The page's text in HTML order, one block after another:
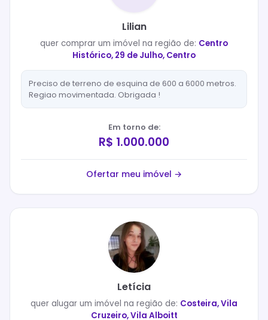
Lilian
quer comprar um imóvel na região de: Centro
Histórico, 29 de Julho, Centro
Preciso de terreno de esquina de 600 a 6000 metros.
Regiao movimentada. Obrigada !
Em torno de:
R$ 1.000.000
Ofertar meu imóvel →
Letícia
quer alugar um imóvel na região de: Costeira, Vila
Cruzeiro, Vila Alboitt